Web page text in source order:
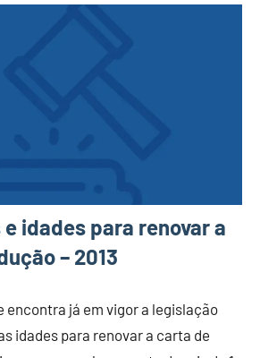
idades para renovar a
– 2013
encontra já em vigor a legislação
idades para renovar a carta de